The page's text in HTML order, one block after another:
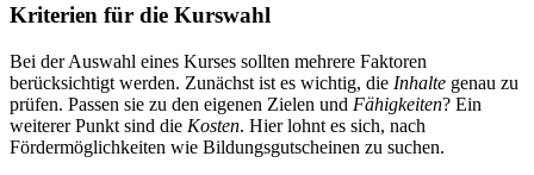
Kriterien für die Kurswahl
Bei der Auswahl eines Kurses sollten mehrere Faktoren
berücksichtigt werden. Zunächst ist es wichtig, die Inhalte genau zu
prüfen. Passen sie zu den eigenen Zielen und Fähigkeiten? Ein
weiterer Punkt sind die Kosten. Hier lohnt es sich, nach
Fördermöglichkeiten wie Bildungsgutscheinen zu suchen.